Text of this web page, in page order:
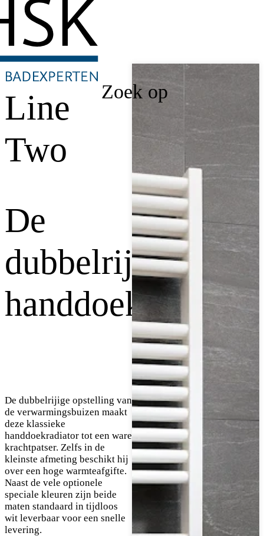
Zoek op
Line
Two
De
dubbelrijige
handdoekradiator
De dubbelrijige opstelling van
de verwarmingsbuizen maakt
deze klassieke
handdoekradiator tot een ware
krachtpatser. Zelfs in de
kleinste afmeting beschikt hij
over een hoge warmteafgifte.
Naast de vele optionele
speciale kleuren zijn beide
maten standaard in tijdloos
wit leverbaar voor een snelle
levering.